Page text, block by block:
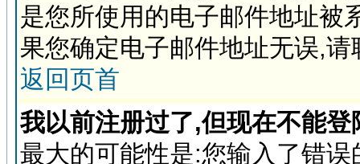
是您所使用的电子邮件地址被
果您确定电子邮件地址无误,
返回页首
我以前注册过了,但现在不能登
最大的可能性是:您输入了错